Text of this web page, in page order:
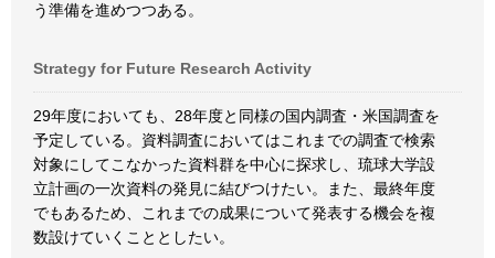
う準備を進めつつある。
Strategy for Future Research Activity
29年度においても、28年度と同様の国内調査・米国調査を
予定している。資料調査においてはこれまでの調査で検索
対象にしてこなかった資料群を中心に探求し、琉球大学設
立計画の一次資料の発見に結びつけたい。また、最終年度
でもあるため、これまでの成果について発表する機会を複
数設けていくこととしたい。